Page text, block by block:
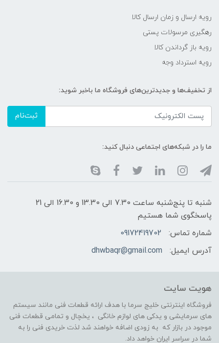
رویه ارسال و زمان ارسال کالا
رهگیری مرسولات پستی
رویه باز گرداندن کالا
رویه استرداد وجه
از تخفیف‌ها و جدیدترین‌های فروشگاه ما باخبر شوید:
ثبت‌نام
ما را در شبکه‌های اجتماعی دنبال کنید:
شنبه تا پنج‌شنبه ساعت 7.30 الی 13.30 و 16.30 الی 21
پاسخگوی شما هستیم
شماره تماس:
09172419702
آدرس ایمیل:
dhwbaqr@gmail.com
هویت سایت
فروشگاه اینترنتی خلیج سرما با هدف ارائه قطعات فنی مانند سیستم
های سرمایشی و یدکی های لوازم خانگی ، یخچال و تمامی قطعات فنی
موجود در بازار که به زودی اضافه خواهند شد لذت خریدی فنی را به
شما در سراسر ایران خواهد داد.